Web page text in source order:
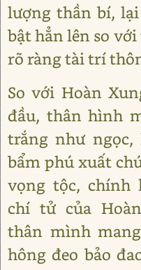
lượng thần bí,
bật hẳn lên so
rõ ràng tài trí
So với Hoàn
đầu, thân hình
trắng như
bẩm phú xuất
vọng tộc, chính
chí tử của
thân mình
hông đeo bảo